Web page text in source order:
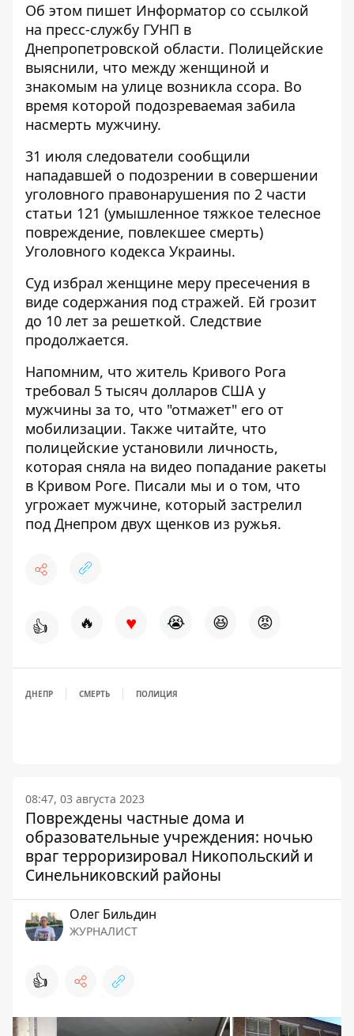
Об этом пишет Информатор со ссылкой
на пресс-службу ГУНП в
Днепропетровской области. Полицейские
выяснили, что между женщиной и
знакомым на улице возникла ссора. Во
время которой подозреваемая забила
насмерть мужчину.
31 июля следователи сообщили
нападавшей о подозрении в совершении
уголовного правонарушения по 2 части
статьи 121 (умышленное тяжкое телесное
повреждение, повлекшее смерть)
Уголовного кодекса Украины.
Суд избрал женщине меру пресечения в
виде содержания под стражей. Ей грозит
до 10 лет за решеткой. Следствие
продолжается.
Напомним, что житель Кривого Рога
требовал 5 тысяч долларов США у
мужчины за то, что "отмажет" его от
мобилизации. Также читайте, что
полицейские установили личность,
которая сняла на видео попадание ракеты
в Кривом Роге. Писали мы и о том, что
угрожает мужчине, который застрелил
под Днепром двух щенков из ружья.
👍 🔥 ♥ 😭 😆 😡
ДНЕПР СМЕРТЬ ПОЛИЦИЯ
08:47, 03 августа 2023
Повреждены частные дома и
образовательные учреждения: ночью
враг терроризировал Никопольский и
Синельниковский районы
Олег Бильдин
ЖУРНАЛИСТ
👍